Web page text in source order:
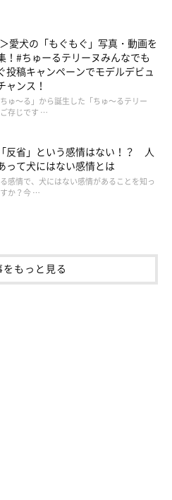
りにくいポイントです。触り始め
ようにするとわんちゃんがリラッ
愛犬の「もぐもぐ」写真・動画を
！#ちゅーるテリーヌみんなでも
投稿キャンペーンでモデルデビュ
ャンス！
ゅ～る」から誕生した「ちゅ～るテリー
存じです …
反省」という感情はない！？ 人
って犬にはない感情とは
感情で、犬にはない感情があることを知っ
か？今 …
もっと見る